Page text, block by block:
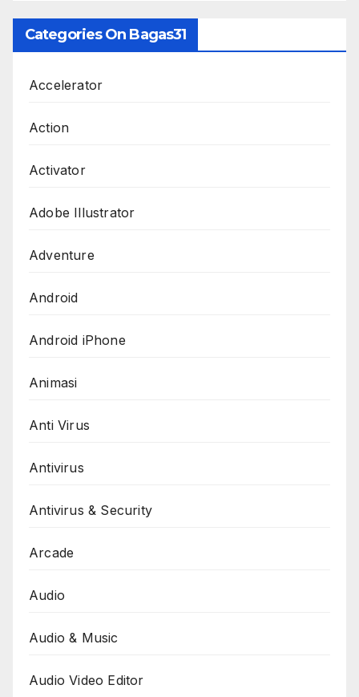
Categories On Bagas31
Accelerator
Action
Activator
Adobe Illustrator
Adventure
Android
Android iPhone
Animasi
Anti Virus
Antivirus
Antivirus & Security
Arcade
Audio
Audio & Music
Audio Video Editor